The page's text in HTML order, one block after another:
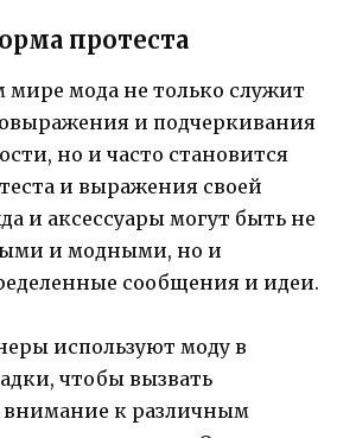
протеста
мире мода не только служит
и подчеркивания
но и часто становится
и выражения своей
и аксессуары могут быть не
и модными, но и
сообщения и идеи.
используют моду в
чтобы вызвать
к различным